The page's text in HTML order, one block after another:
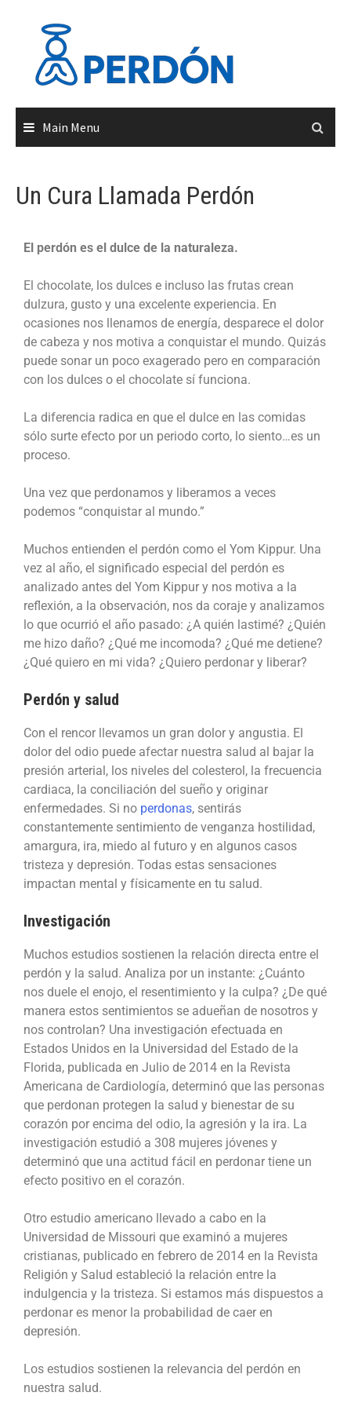
Main Menu
Un Cura Llamada Perdón
El perdón es el dulce de la naturaleza.
El chocolate, los dulces e incluso las frutas crean
dulzura, gusto y una excelente experiencia. En
ocasiones nos llenamos de energía, desparece el dolor
de cabeza y nos motiva a conquistar el mundo. Quizás
puede sonar un poco exagerado pero en comparación
con los dulces o el chocolate sí funciona.
La diferencia radica en que el dulce en las comidas
sólo surte efecto por un periodo corto, lo siento…es un
proceso.
Una vez que perdonamos y liberamos a veces
podemos “conquistar al mundo.”
Muchos entienden el perdón como el Yom Kippur. Una
vez al año, el significado especial del perdón es
analizado antes del Yom Kippur y nos motiva a la
reflexión, a la observación, nos da coraje y analizamos
lo que ocurrió el año pasado: ¿A quién lastimé? ¿Quién
me hizo daño? ¿Qué me incomoda? ¿Qué me detiene?
¿Qué quiero en mi vida? ¿Quiero perdonar y liberar?
Perdón y salud
Con el rencor llevamos un gran dolor y angustia. El
dolor del odio puede afectar nuestra salud al bajar la
presión arterial, los niveles del colesterol, la frecuencia
cardiaca, la conciliación del sueño y originar
enfermedades. Si no perdonas, sentirás
constantemente sentimiento de venganza hostilidad,
amargura, ira, miedo al futuro y en algunos casos
tristeza y depresión. Todas estas sensaciones
impactan mental y físicamente en tu salud.
Investigación
Muchos estudios sostienen la relación directa entre el
perdón y la salud. Analiza por un instante: ¿Cuánto
nos duele el enojo, el resentimiento y la culpa? ¿De qué
manera estos sentimientos se adueñan de nosotros y
nos controlan? Una investigación efectuada en
Estados Unidos en la Universidad del Estado de la
Florida, publicada en Julio de 2014 en la Revista
Americana de Cardiología, determinó que las personas
que perdonan protegen la salud y bienestar de su
corazón por encima del odio, la agresión y la ira. La
investigación estudió a 308 mujeres jóvenes y
determinó que una actitud fácil en perdonar tiene un
efecto positivo en el corazón.
Otro estudio americano llevado a cabo en la
Universidad de Missouri que examinó a mujeres
cristianas, publicado en febrero de 2014 en la Revista
Religión y Salud estableció la relación entre la
indulgencia y la tristeza. Si estamos más dispuestos a
perdonar es menor la probabilidad de caer en
depresión.
Los estudios sostienen la relevancia del perdón en
nuestra salud.